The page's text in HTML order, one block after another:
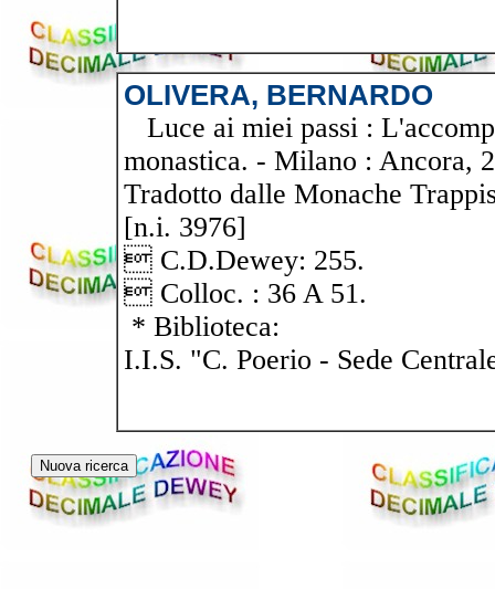
OLIVERA, BERNARDO
Luce ai miei passi :
monastica. - Milano : Ancora,
Tradotto dalle Monache
[n.i. 3976]
 C.D.Dewey: 255.
 Colloc. : 36 A 51.
* Biblioteca:
I.I.S. "C. Poerio - Sede